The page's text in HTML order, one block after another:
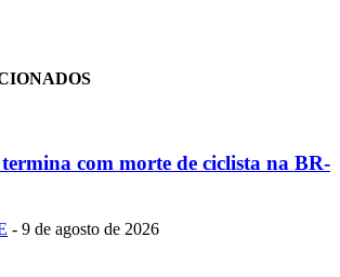
com morte de ciclista na BR-
- 9 de agosto de 2026